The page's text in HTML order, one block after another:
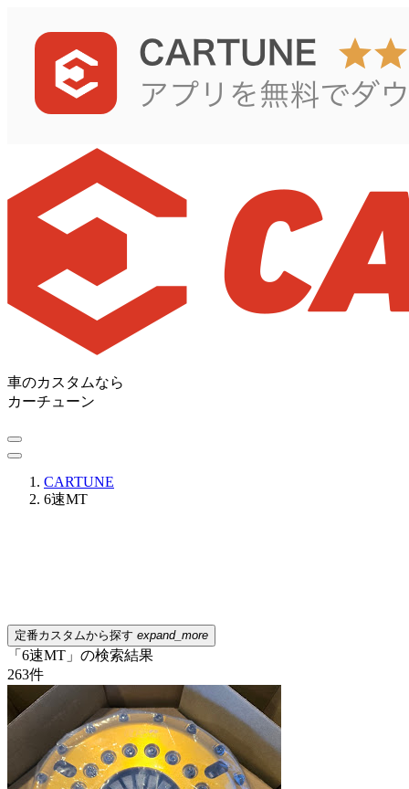
車のカスタムなら
カーチューン
CARTUNE
6速MT
定番カスタムから探す expand_more
「6速MT」の検索結果
263件